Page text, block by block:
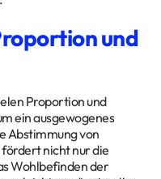
und
Proportion und
ein ausgewogenes
Abstimmung von
nicht nur die
Wohlbefinden der